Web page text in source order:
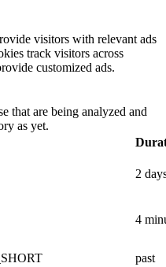
visitors with relevant ads
track visitors across
customized ads.
that are being analyzed and
as yet.
2
4
past